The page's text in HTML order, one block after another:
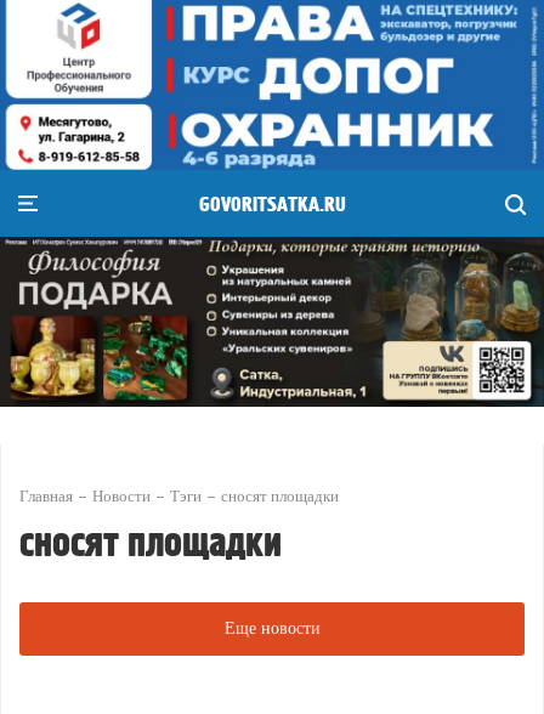
GOVORITSATKA.RU
Главная Новости Тэги сносят площадки
сносят площадки
Еще новости